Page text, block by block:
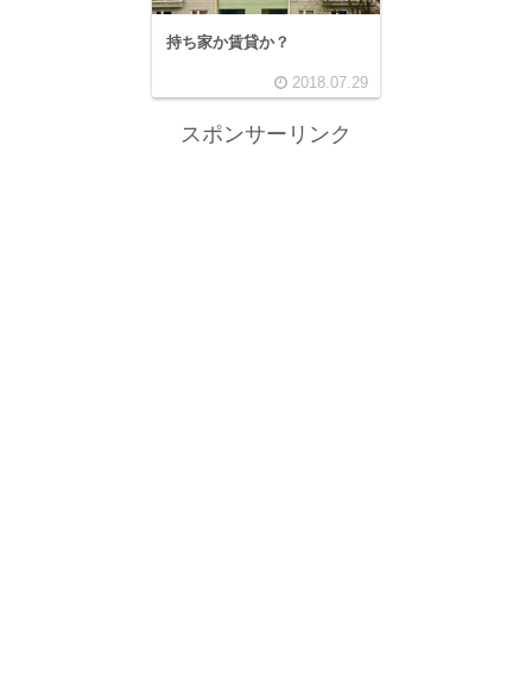
持ち家か賃貸か？
2018.07.29
スポンサーリンク